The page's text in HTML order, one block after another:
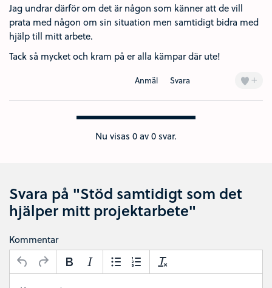
Jag undrar därför om det är någon som känner att de vill
prata med någon om sin situation men samtidigt bidra med
hjälp till mitt arbete.
Tack så mycket och kram på er alla kämpar där ute!
Anmäl Svara +
Nu visas 0av 0 svar.
Svara på "Stöd samtidigt som det
hjälper mitt projektarbete"
Kommentar